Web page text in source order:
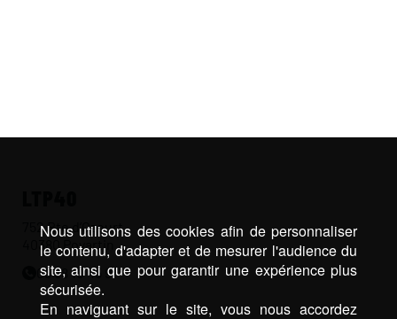
752 Rte d’Ozourt,
40380 Poyartin
06 68 10 45 91
Nous utilisons des cookies afin de personnaliser
le contenu, d'adapter et de mesurer l'audience du
site, ainsi que pour garantir une expérience plus
sécurisée.
En naviguant sur le site, vous nous accordez